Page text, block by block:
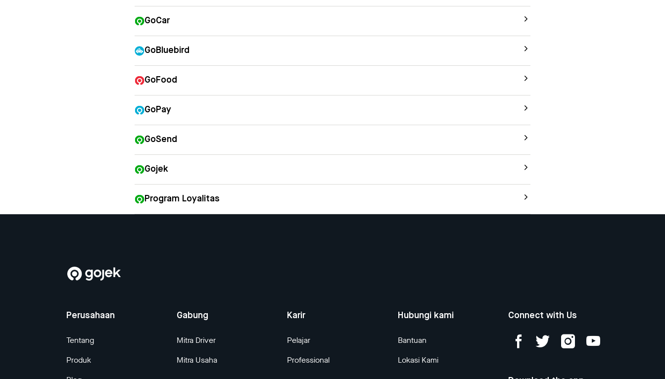
GoCar
GoBluebird
GoFood
GoPay
GoSend
Gojek
Program Loyalitas
Perusahaan
Tentang
Produk
Gabung
Mitra Driver
Mitra Usaha
Karir
Pelajar
Professional
Hubungi kami
Bantuan
Lokasi Kami
Connect with Us